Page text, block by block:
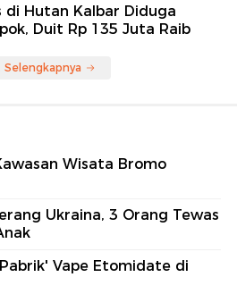
di Hutan Kalbar Diduga
Duit Rp 135 Juta Raib
Selengkapnya
Wisata Bromo
Ukraina, 3 Orang Tewas
Vape Etomidate di